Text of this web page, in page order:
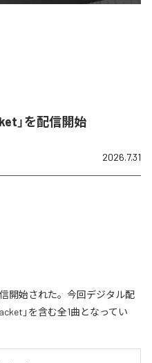
」を配信開始
2026.7.31
信開始された。今回デジタル配
」を含む全1曲となってい